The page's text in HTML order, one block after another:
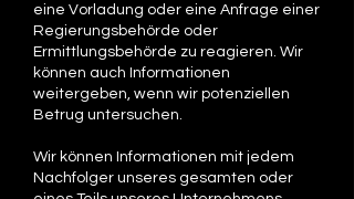
eine Vorladung oder eine Anfrage einer
Regierungsbehörde oder
Ermittlungsbehörde zu reagieren. Wir
können auch Informationen
weitergeben, wenn wir potenziellen
Betrug untersuchen.
Wir können Informationen mit jedem
Nachfolger unseres gesamten oder